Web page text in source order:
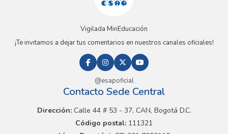
Vigilada MinEducación
¡Te invitamos a dejar tus comentarios en nuestros canales oficiales!
@esapoficial
Contacto Sede Central
Dirección:Calle 44 # 53 - 37, CAN, Bogotá D.C.
Código postal: 111321